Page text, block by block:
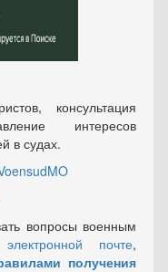
консультация
интересов
в судах.
вопросы военным
электронной почте,
получения